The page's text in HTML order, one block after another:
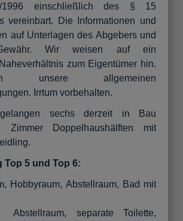
einschließlich des § 15
vereinbart. Die Informationen und
auf Unterlagen des Abgebers und
Wir weisen auf ein
zum Eigentümer hin.
unsere allgemeinen
Irrtum vorbehalten.
sechs derzeit in Bau
Zimmer Doppelhaushälften mit
Top 5 und Top 6:
Hobbyraum, Abstellraum, Bad mit
Abstellraum, separate Toilette,